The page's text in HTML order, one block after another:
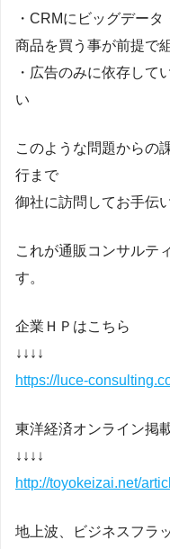
・CRMにビッグデー
商品を買う事が前提で
・広告のみに依存して
い
このような問題からの
行まで
御社に訪問してお手伝
これが通販コンサルテ
す。
企業ＨＰはこちら
↓↓↓↓
https://luce-
東洋経済オンライン掲
↓↓↓↓
http://toyokeizai.net/
地上波、ビジネスフラ